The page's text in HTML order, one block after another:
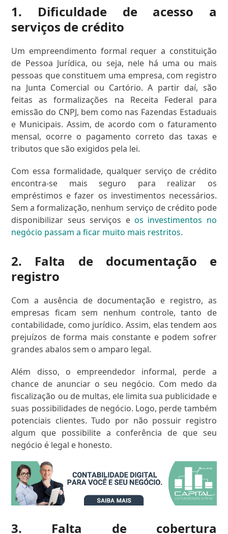
1. Dificuldade de acesso a
serviços de crédito
Um empreendimento formal requer a constituição
de Pessoa Jurídica, ou seja, nele há uma ou mais
pessoas que constituem uma empresa, com registro
na Junta Comercial ou Cartório. A partir daí, são
feitas as formalizações na Receita Federal para
emissão do CNPJ, bem como nas Fazendas Estaduais
e Municipais. Assim, de acordo com o faturamento
mensal, ocorre o pagamento correto das taxas e
tributos que são exigidos pela lei.
Com essa formalidade, qualquer serviço de crédito
encontra-se mais seguro para realizar os
empréstimos e fazer os investimentos necessários.
Sem a formalização, nenhum serviço de crédito pode
disponibilizar seus serviços e os investimentos no
negócio passam a ficar muito mais restritos.
2. Falta de documentação e
registro
Com a ausência de documentação e registro, as
empresas ficam sem nenhum controle, tanto de
contabilidade, como jurídico. Assim, elas tendem aos
prejuízos de forma mais constante e podem sofrer
grandes abalos sem o amparo legal.
Além disso, o empreendedor informal, perde a
chance de anunciar o seu negócio. Com medo da
fiscalização ou de multas, ele limita sua publicidade e
suas possibilidades de negócio. Logo, perde também
potenciais clientes. Tudo por não possuir registro
algum que possibilite a conferência de que seu
negócio é legal e honesto.
3. Falta de cobertura